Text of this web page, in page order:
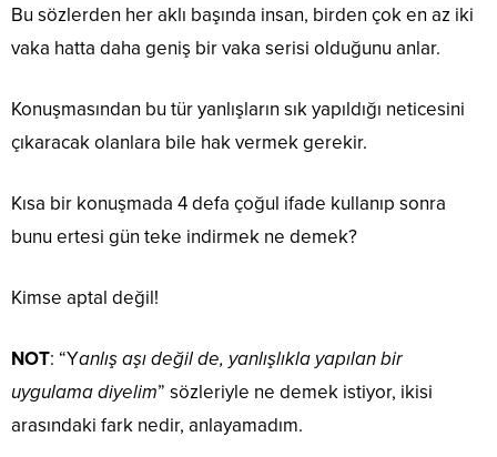
Bu sözlerden her aklı başında insan, birden çok en az iki
vaka hatta daha geniş bir vaka serisi olduğunu anlar.
Konuşmasından bu tür yanlışların sık yapıldığı neticesini
çıkaracak olanlara bile hak vermek gerekir.
Kısa bir konuşmada 4 defa çoğul ifade kullanıp sonra
bunu ertesi gün teke indirmek ne demek?
Kimse aptal değil!
NOT: “Yanlış aşı değil de, yanlışlıkla yapılan bir
uygulama diyelim” sözleriyle ne demek istiyor, ikisi
arasındaki fark nedir, anlayamadım.